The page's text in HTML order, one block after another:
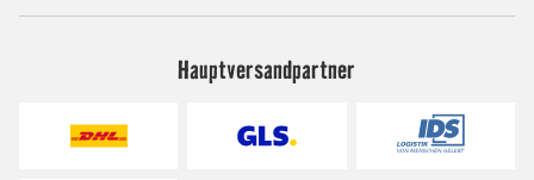
Hauptversandpartner